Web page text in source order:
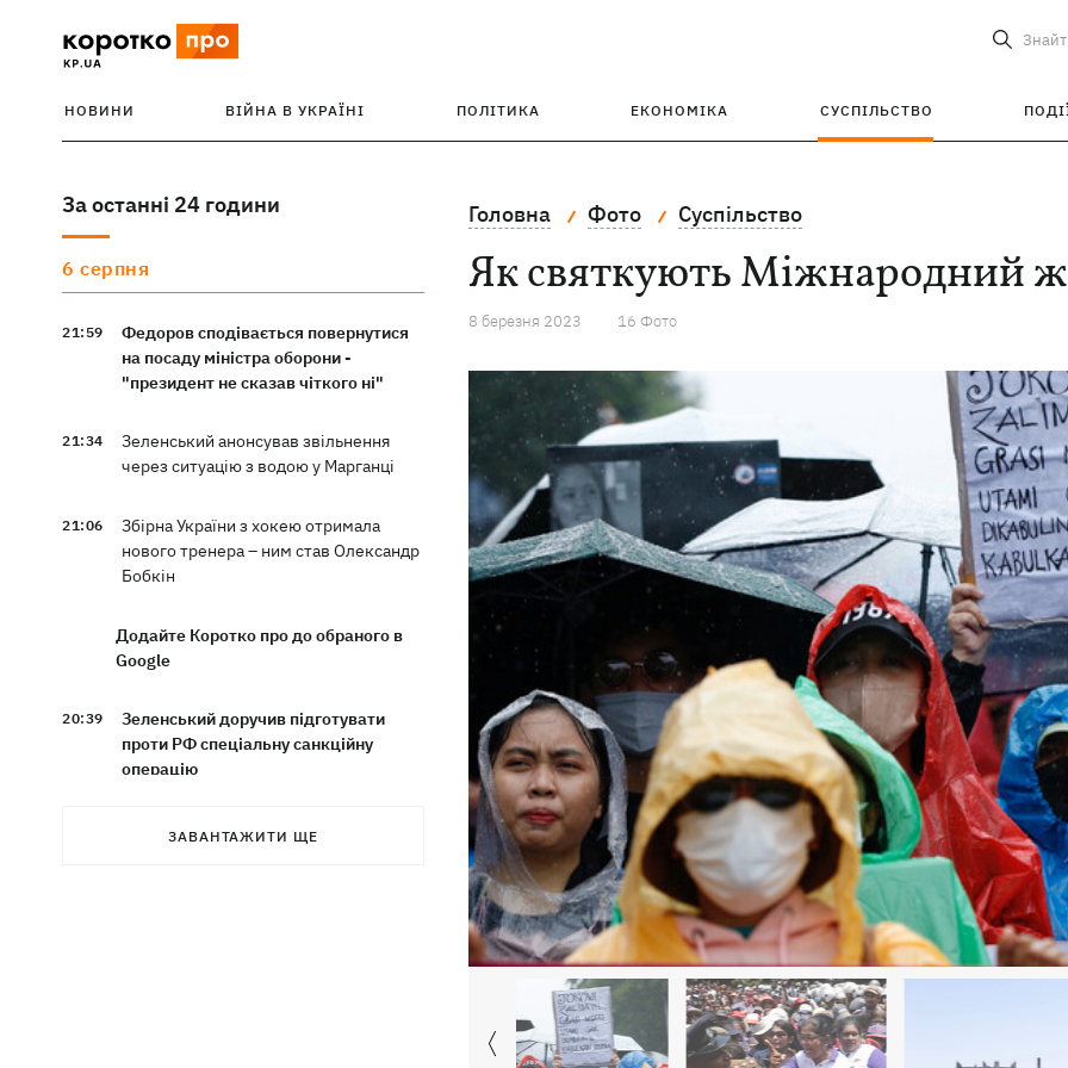
НОВИНИ ВІЙНА В УКРАЇНІ ПОЛІТИКА ЕКОНОМІКА СУСПІЛЬСТВО
За останні 24 години
6 серпня
21:59
Федоров сподівається повернутися
на посаду міністра оборони -
"президент не сказав чіткого ні"
21:34
Зеленський анонсував звільнення
через ситуацію з водою у Марганці
21:06
Збірна України з хокею отримала
нового тренера – ним став Олександр
Бобкін
Додайте Коротко про до обраного в
Google
20:39
Зеленський доручив підготувати
проти РФ спеціальну санкційну
операцію
Дрони СБУ вразили два кораблі ФСБ
ЗАВАНТАЖИТИ ЩЕ
Головна Фото Суспільство
Як святкують Міжнародний
8 березня 2023 16 Фото